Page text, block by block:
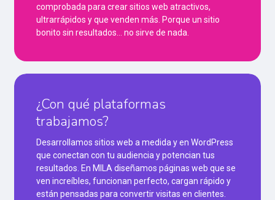
comprobada para crear sitios web atractivos,
ultrarrápidos y que venden más. Porque un sitio
bonito sin resultados… no sirve de nada.
¿Con qué plataformas
trabajamos?
Desarrollamos sitios web a medida y en WordPress
que conectan con tu audiencia y potencian tus
resultados. En MILA diseñamos páginas web que se
ven increíbles, funcionan perfecto, cargan rápido y
están pensadas para convertir visitas en clientes.